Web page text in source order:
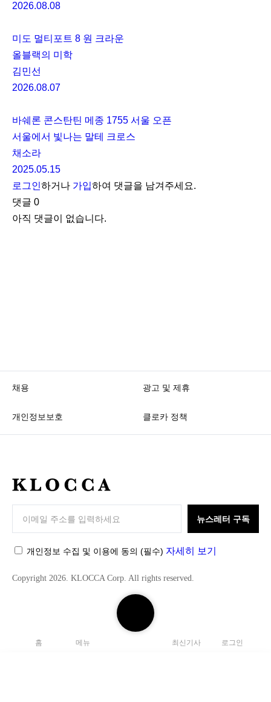
검
색
홈 메뉴 최신기사 로그인
2026.08.08
미도 멀티포트 8 원 크라운
올블랙의 미학
김민선
2026.08.07
바쉐론 콘스탄틴 메종 1755 서울 오픈
서울에서 빛나는 말테 크로스
채소라
2025.05.15
로그인하거나 가입하여 댓글을 남겨주세요.
댓글 0
아직 댓글이 없습니다.
채용 광고 및 제휴
개인정보보호 클로카 정책
K
C
C
뉴스레터 구독
개인정보 수집 및 이용에 동의 (필수) 자세히 보기
Copyright 2026. KLOCCA Corp. All rights reserved.